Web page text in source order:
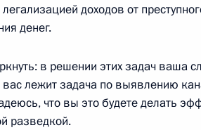
года, понедельник
Генеральным секретарем ООН
года, 18:36
доходов от
денег.
в решении этих задач ваша
лежит задача по выявлению
что вы это будете делать
разведкой.